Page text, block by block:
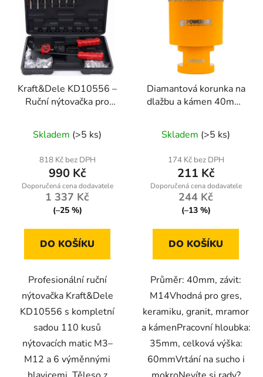
Kraft&Dele KD10556 –
Ruční nýtovačka pro
110 ks
Skladem (>5 ks)
818 Kč bez DPH
990 Kč
1 337 Kč
(–25 %)
DO KOŠÍKU
Profesionální ruční
nýtovačka Kraft&Dele
KD10556 s kompletní
sadou 110 kusů
nýtovacích matic M3–
M12 a 6 výměnnými
Diamantová korunka na
dlažbu a kámen 40mm,
Skladem (>5 ks)
174 Kč bez DPH
211 Kč
244 Kč
(–13 %)
DO KOŠÍKU
Průměr: 40mm, závit:
M14Vhodná pro gres,
keramiku, granit, mramor
a kámenPracovní hloubka:
35mm, celková výška:
60mmVrtání na sucho i